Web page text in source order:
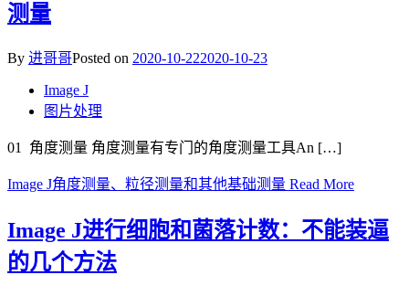
测量
By 进哥哥Posted on 2020-10-222020-10-23
Image J
图片处理
01 角度测量 角度测量有专门的角度测量工具An […]
Image J角度测量、粒径测量和其他基础测量 Read More
Image J进行细胞和菌落计数：不能装逼
的几个方法